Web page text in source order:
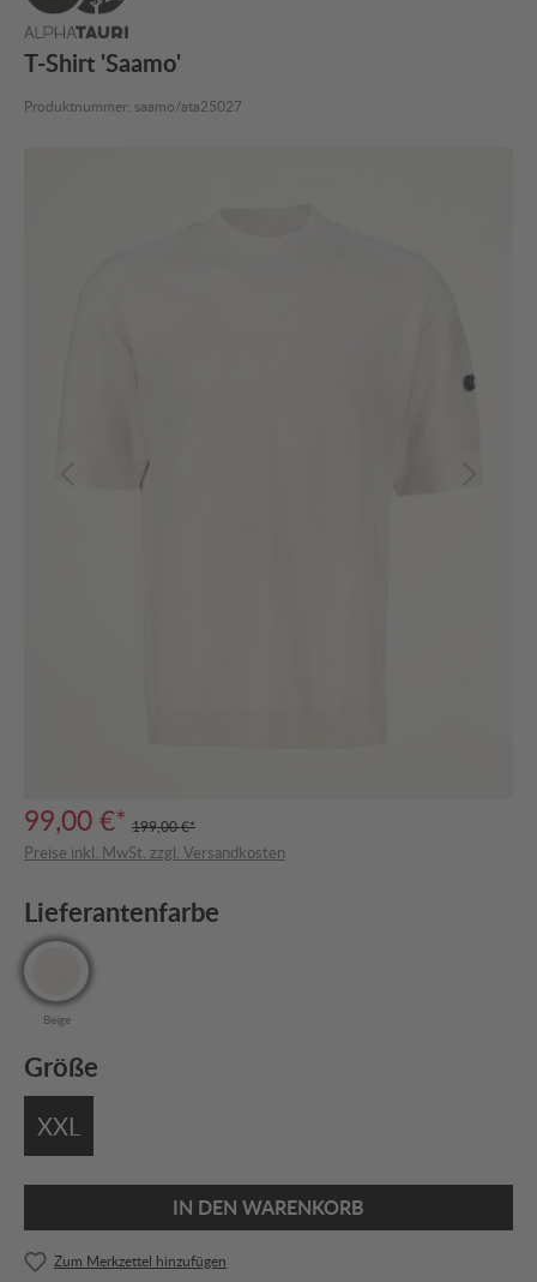
T-Shirt 'Saamo'
Produktnummer: saamo/ata25027
99,00 €* 199,00 €*
Preise inkl. MwSt. zzgl. Versandkosten
Lieferantenfarbe
Beige
Größe
XXL
IN DEN WARENKORB
Zum Merkzettel hinzufügen